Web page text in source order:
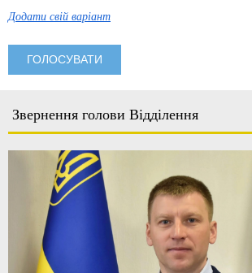
Додати свій варіант
Звернення голови Відділення